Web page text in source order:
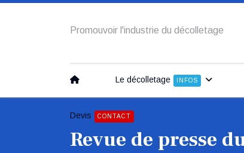
Promouvoir l'industrie du décolletage
Le décolletage INFOS
Devis CONTACT
Revue de presse